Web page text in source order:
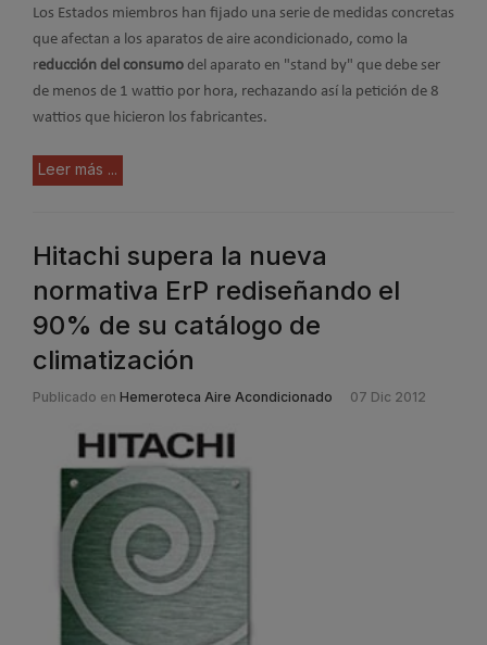
Los Estados miembros han fijado una serie de medidas concretas
que afectan a los aparatos de aire acondicionado, como la
reducción del consumo del aparato en "stand by" que debe ser
de menos de 1 wattio por hora, rechazando así la petición de 8
wattios que hicieron los fabricantes.
Leer más ...
Hitachi supera la nueva
normativa ErP rediseñando el
90% de su catálogo de
climatización
Publicado en Hemeroteca Aire Acondicionado 07 Dic 2012